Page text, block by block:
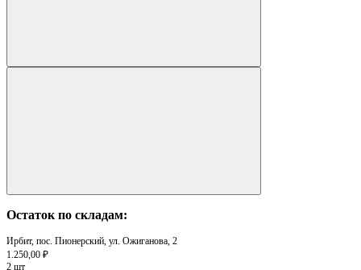
Остаток по складам:
Ирбит, пос. Пионерский, ул. Ожиганова, 2
1.250,00 ₽
2 шт